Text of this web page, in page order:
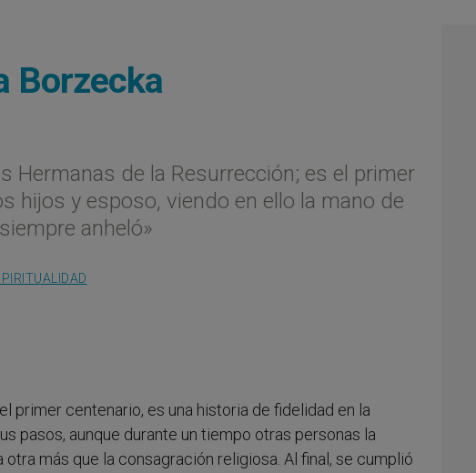
Borzecka
Hermanas de la Resurrección; es el primer
hijos y esposo, viendo en ello la mano de
anheló»
primer centenario, es una historia de fidelidad en la
pasos, aunque durante un tiempo otras personas la
más que la consagración religiosa. Al final, se cumplió